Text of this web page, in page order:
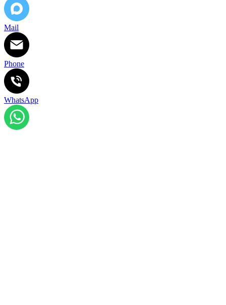
Mail
Phone
WhatsApp